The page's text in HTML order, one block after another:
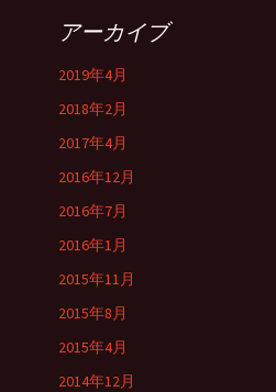
アーカイブ
2019年4月
2018年2月
2017年4月
2016年12月
2016年7月
2016年1月
2015年11月
2015年8月
2015年4月
2014年12月